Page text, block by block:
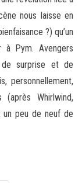
nous laisse en
?) qu’un
Pym. Avengers
de surprise et de
personnellement,
Whirlwind,
un peu de neuf de